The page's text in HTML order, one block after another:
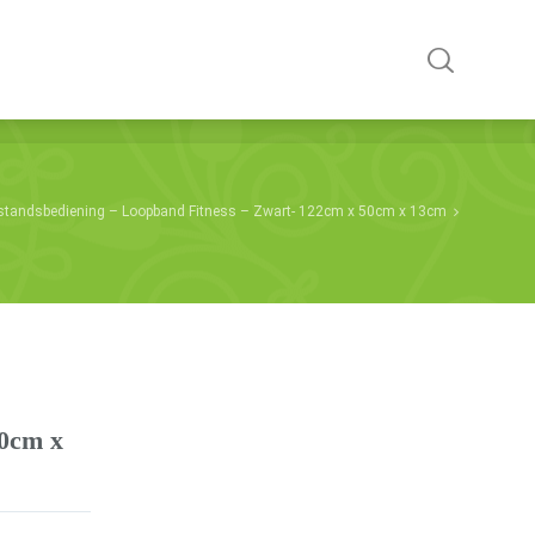
– Loopband Fitness – Zwart- 122cm x 50cm x 13cm
x